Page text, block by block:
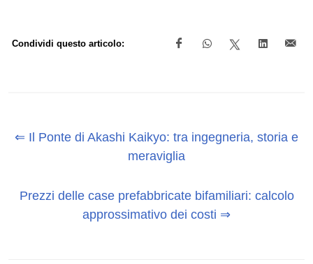
Condividi questo articolo:
⇐ Il Ponte di Akashi Kaikyo: tra ingegneria, storia e
meraviglia
Prezzi delle case prefabbricate bifamiliari: calcolo
approssimativo dei costi ⇒